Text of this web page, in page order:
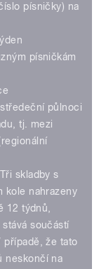
písničky) na
písničkám
půlnoci
tj. mezi
skladby s
kole nahrazeny
12 týdnů,
součástí
případě, že tato
neskončí na